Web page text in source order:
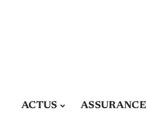
ACTUS ASSURANCE